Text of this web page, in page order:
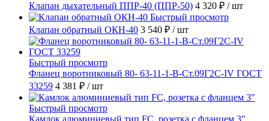
Клапан дыхательный ППР-40 (ППР-50) 4 320 ₽ / шт
Быстрый просмотр
Клапан обратный ОКН-40 3 540 ₽ / шт
Быстрый просмотр
Фланец воротниковый 80- 63-11-1-B-Ст.09Г2С-IV ГОСТ
33259 4 381 ₽ / шт
Быстрый просмотр